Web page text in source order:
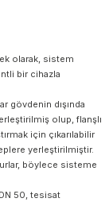
olarak, sistem
bir cihazla
gövdenin dışında
olup, flanşlı
için çıkarılabilir
yerleştirilmiştir.
böylece sisteme
50, tesisat